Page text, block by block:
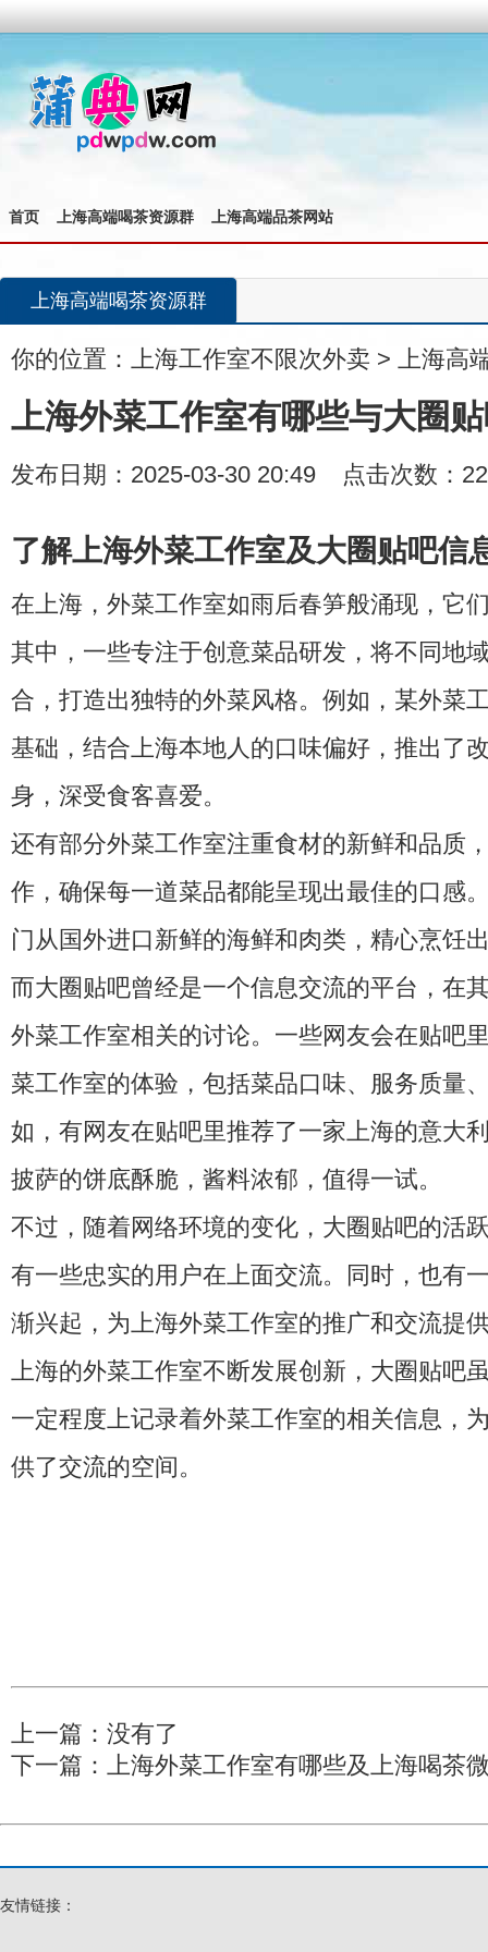
首页 上海高端喝茶资源群 上海高端品茶网站
上海高端喝茶资源群
你的位置： 上海工作室不限次外卖 > 上海高
上海外菜工作室有哪些与大圈
发布日期：2025-03-30 20:49 点击次数：
了解上海外菜工作室及大圈贴吧信
在上海，外菜工作室如雨后春笋般涌现，它
其中，一些专注于创意菜品研发，将不同地
合，打造出独特的外菜风格。例如，某外菜
基础，结合上海本地人的口味偏好，推出了
身，深受食客喜爱。
还有部分外菜工作室注重食材的新鲜和品质
作，确保每一道菜品都能呈现出最佳的口感
门从国外进口新鲜的海鲜和肉类，精心烹饪
而大圈贴吧曾经是一个信息交流的平台，在
外菜工作室相关的讨论。一些网友会在贴吧
菜工作室的体验，包括菜品口味、服务质量
如，有网友在贴吧里推荐了一家上海的意大
披萨的饼底酥脆，酱料浓郁，值得一试。
不过，随着网络环境的变化，大圈贴吧的活
有一些忠实的用户在上面交流。同时，也有
渐兴起，为上海外菜工作室的推广和交流提
上海的外菜工作室不断发展创新，大圈贴吧
一定程度上记录着外菜工作室的相关信息，
供了交流的空间。
上一篇：没有了
下一篇： 上海外菜工作室有哪些及上海喝茶
友情链接：